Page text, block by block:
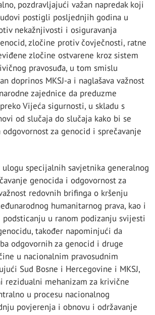
pozdravljajući važan napredak koji
postigli posljednjih godina u
nekažnjivosti i osiguravanja
zločine protiv čovječnosti, ratne
zločine ostvarene kroz sistem
pravosuđa, u tom smislu
doprinos MKSJ-a i naglašava važnost
zajednice da preduzme
Vijeća sigurnosti, u skladu s
od slučaja do slučaja kako bi se
za genocid i sprečavanje
specijalnih savjetnika generalnog
genocida i odgovornost za
redovnih brifinga o kršenju
humanitarnog prava, kao i
u ranom podizanju svijesti
također napominjući da
odgovornih za genocid i druge
u nacionalnim pravosudnim
Sud Bosne i Hercegovine i MKSJ,
rezidualni mehanizam za krivične
u procesu nacionalnog
povjerenja i obnovu i održavanje